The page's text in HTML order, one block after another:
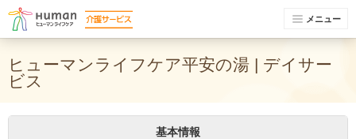
メニュー
ヒューマンライフケア平安の湯 | デイサー
ビス
基本情報